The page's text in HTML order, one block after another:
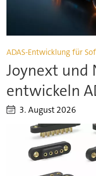
ADAS-Entwicklung für
Joynext und
entwickeln
3. August 2026